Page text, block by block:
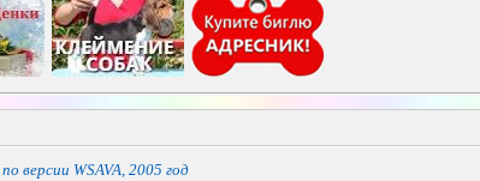
версии WSAVA, 2005 год